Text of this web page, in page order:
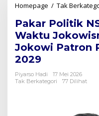
Homepage / Tak
Pakar Politik
Waktu
Jokowi Patron
2029
Piyarso Hadi
17 Mei 2026
Tak Berkategori
77 Dilihat